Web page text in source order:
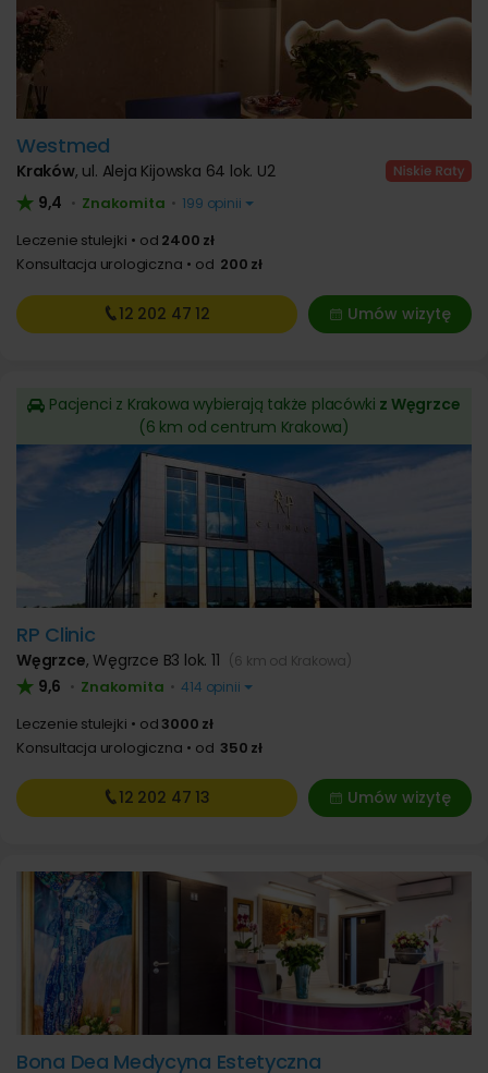
Westmed
Kraków, ul. Aleja Kijowska 64 lok. U2
9,4 • Znakomita • 199 opinii
Leczenie stulejki od 2400 zł
Konsultacja urologiczna
od 200 zł
Umów wizytę
12 202 47 12
Pacjenci z Krakowa wybierają także placówki z Węgrzce
(6 km od centrum Krakowa)
RP Clinic
Węgrzce,Węgrzce B3 lok. 11 (6 km od Krakowa)
9,6 • Znakomita • 414 opinii
Leczenie stulejki od 3000 zł
Konsultacja urologiczna
od 350 zł
Umów wizytę
12 202 47 13
Bona Dea Medycyna Estetyczna